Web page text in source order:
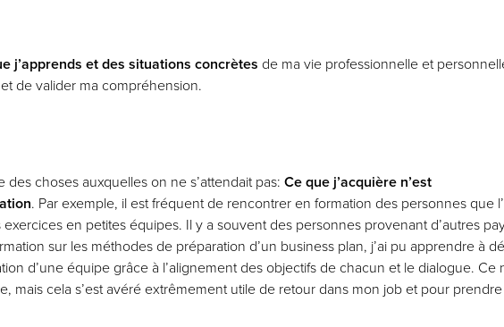
j’apprends et des situations concrètes de ma vie professionnelle et
de valider ma compréhension.
des choses auxquelles on ne s’attendait pas: Ce que j’acquière n’est
. Par exemple, il est fréquent de rencontrer en formation des personnes que
en petites équipes. Il y a souvent des personnes provenant d’autres
sur les méthodes de préparation d’un business plan, j’ai pu apprendre à
d’une équipe grâce à l’alignement des objectifs de chacun et le dialogue. Ce
mais cela s’est avéré extrêmement utile de retour dans mon job et pour